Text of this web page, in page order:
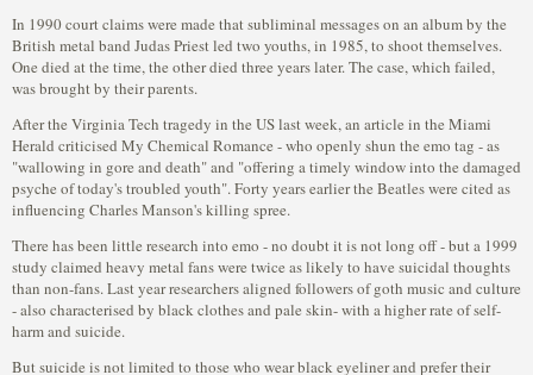
In 1990 court claims were made that subliminal messages on an album by the
British metal band Judas Priest led two youths, in 1985, to shoot themselves.
One died at the time, the other died three years later. The case, which failed,
was brought by their parents.
After the Virginia Tech tragedy in the US last week, an article in the Miami
Herald criticised My Chemical Romance - who openly shun the emo tag - as
"wallowing in gore and death" and "offering a timely window into the damaged
psyche of today's troubled youth". Forty years earlier the Beatles were cited as
influencing Charles Manson's killing spree.
There has been little research into emo - no doubt it is not long off - but a 1999
study claimed heavy metal fans were twice as likely to have suicidal thoughts
than non-fans. Last year researchers aligned followers of goth music and culture
- also characterised by black clothes and pale skin- with a higher rate of self-
harm and suicide.
But suicide is not limited to those who wear black eyeliner and prefer their